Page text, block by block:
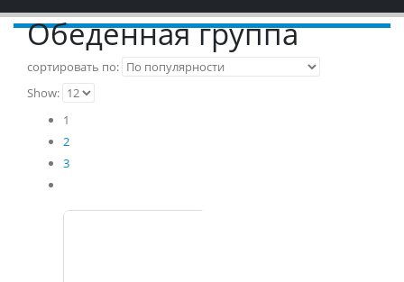
Обеденная группа
сортировать по:
Show:
1
2
3